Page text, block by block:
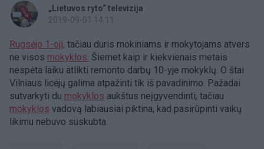
„Lietuvos ryto“ televizija
2019-09-01 14:11
Rugsėjo 1-oji, tačiau duris mokiniams ir mokytojams atvers
ne visos mokyklos. Šiemet kaip ir kiekvienais metais
nespėta laiku atlikti remonto darbų 10-yje mokyklų. O štai
Vilniaus licėjų galima atpažinti tik iš pavadinimo. Pažadai
sutvarkyti du mokyklos aukštus neįgyvendinti, tačiau
mokyklos vadovą labiausiai piktina, kad pasirūpinti vaikų
likimu nebuvo suskubta.